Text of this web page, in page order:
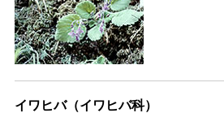
イワヒバ（イワヒバ科）